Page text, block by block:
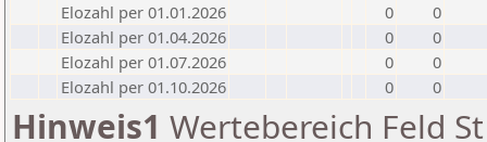
Elozahl per 01.01.2026
0
0
Elozahl per 01.04.2026
0
0
Elozahl per 01.07.2026
0
0
Elozahl per 01.10.2026
0 0
Hinweis1 Wertebereich Feld